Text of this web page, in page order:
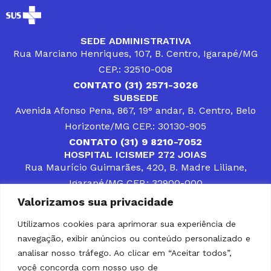
Valorizamos sua privacidade
Utilizamos cookies para aprimorar sua experiência de
navegação, exibir anúncios ou conteúdo personalizado e
analisar nosso tráfego. Ao clicar em “Aceitar todos”,
você concorda com nosso uso de
SEDE ADMINISTRATIVA
Rua Marciano Henriques, 107, B. Centro, Igarapé/MG
CEP.: 32510-008
CONTATO (31) 2571-3026
SUBSEDE
Avenida Afonso Pena, 867, 19° andar, B. Centro, Belo
Horizonte/MG CEP.: 30130-905
CONTATO (31) 9 8210-7052
HOSPITAL ICISMEP 272 JOIAS
Rua Maurício Guimarães, 420, B. Madre Liliane,
Igarapé/MG CEP.: 32900-000
CONTATOS (31) 3512-4400 ou (31) 9 8309-8660
DESENVOLVER SOLUÇÕES, AÇÕES E SERVIÇOS
PÚBLICOS QUE COMPLEMENTEM A ASSISTÊNCIA À
POPULAÇÃO DA REGIÃO EM QUE ATUA, SENDO
PARCEIRO DOS MUNICÍPIOS CONSORCIADOS NA
SOLUÇÃO DE DIFICULDADES ENFRENTADAS POR
GESTORES MUNICIPAIS, É O COMPROMISSO DO